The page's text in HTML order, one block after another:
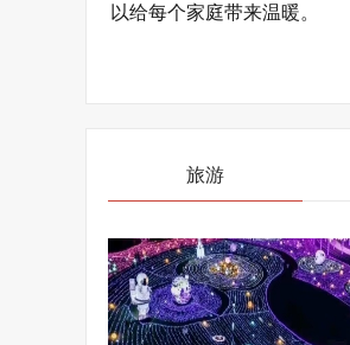
以给每个家庭带来温暖。
旅游